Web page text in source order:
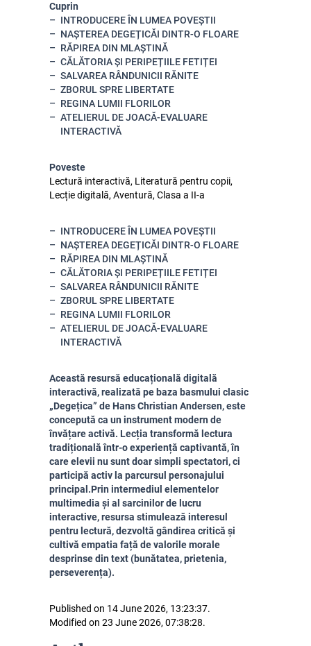
Cuprin
INTRODUCERE ÎN LUMEA POVEȘTII
NAȘTEREA DEGEȚICĂI DINTR-O FLOARE
RĂPIREA DIN MLAȘTINĂ
CĂLĂTORIA ȘI PERIPEȚIILE FETIȚEI
SALVAREA RÂNDUNICII RĂNITE
ZBORUL SPRE LIBERTATE
REGINA LUMII FLORILOR
ATELIERUL DE JOACĂ-EVALUARE
INTERACTIVĂ
Poveste
Lectură interactivă, Literatură pentru copii,
Lecție digitală, Aventură, Clasa a II-a
INTRODUCERE ÎN LUMEA POVEȘTII
NAȘTEREA DEGEȚICĂI DINTR-O FLOARE
RĂPIREA DIN MLAȘTINĂ
CĂLĂTORIA ȘI PERIPEȚIILE FETIȚEI
SALVAREA RÂNDUNICII RĂNITE
ZBORUL SPRE LIBERTATE
REGINA LUMII FLORILOR
ATELIERUL DE JOACĂ-EVALUARE
INTERACTIVĂ
Această resursă educațională digitală
interactivă, realizată pe baza basmului clasic
„Degețica” de Hans Christian Andersen, este
concepută ca un instrument modern de
învățare activă. Lecția transformă lectura
tradițională într-o experiență captivantă, în
care elevii nu sunt doar simpli spectatori, ci
participă activ la parcursul personajului
principal.Prin intermediul elementelor
multimedia și al sarcinilor de lucru
interactive, resursa stimulează interesul
pentru lectură, dezvoltă gândirea critică și
cultivă empatia față de valorile morale
desprinse din text (bunătatea, prietenia,
perseverența).
Published on 14 June 2026, 13:23:37.
Modified on 23 June 2026, 07:38:28.